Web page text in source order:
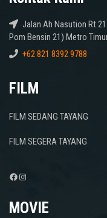
Jalan Ah Nasution Rt
Pom Bensin 21) Metro
+62 821 8392 9788
FILM
FILM SEDANG TAYANG
FILM SEGERA TAYANG
Facebook
Instagram
MOVIE